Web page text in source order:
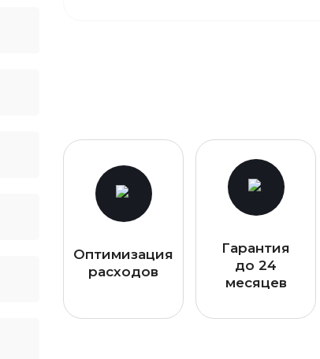
Оптимизация
расходов
Гарантия
до 24
месяцев